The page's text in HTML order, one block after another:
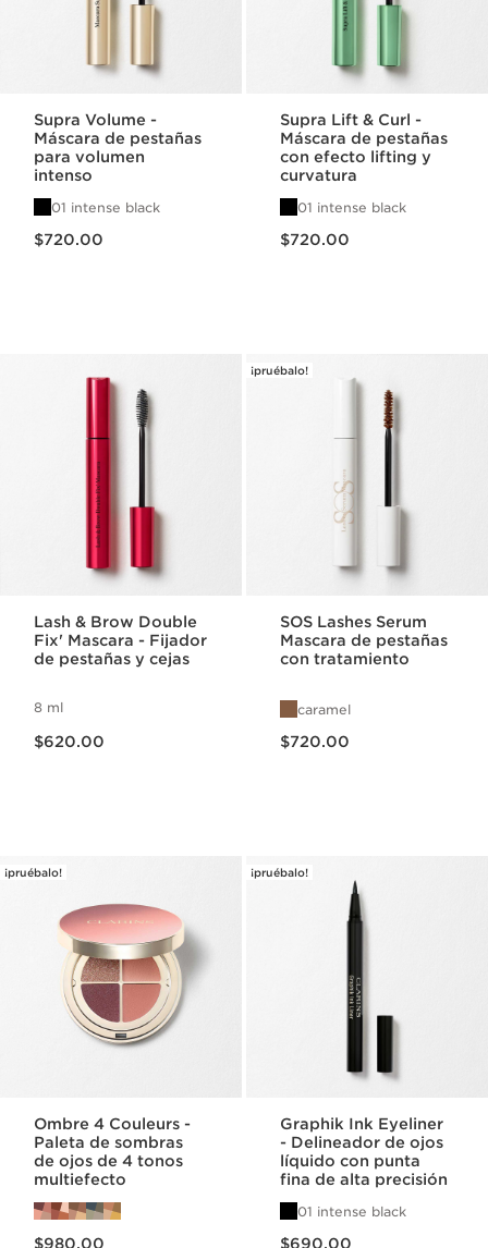
Supra Volume -
Máscara de pestañas
para volumen
intenso
01 intense black
$720.00
Supra Lift & Curl -
Máscara de pestañas
con efecto lifting y
curvatura
01 intense black
$720.00
Lash & Brow Double
Fix' Mascara - Fijador
de pestañas y cejas
8 ml
$620.00
¡pruébalo!
SOS Lashes Serum
Mascara de pestañas
con tratamiento
caramel
$720.00
¡pruébalo!
Ombre 4 Couleurs -
Paleta de sombras
de ojos de 4 tonos
multiefecto
$980.00
¡pruébalo!
Graphik Ink Eyeliner
- Delineador de ojos
líquido con punta
fina de alta precisión
01 intense black
$690.00